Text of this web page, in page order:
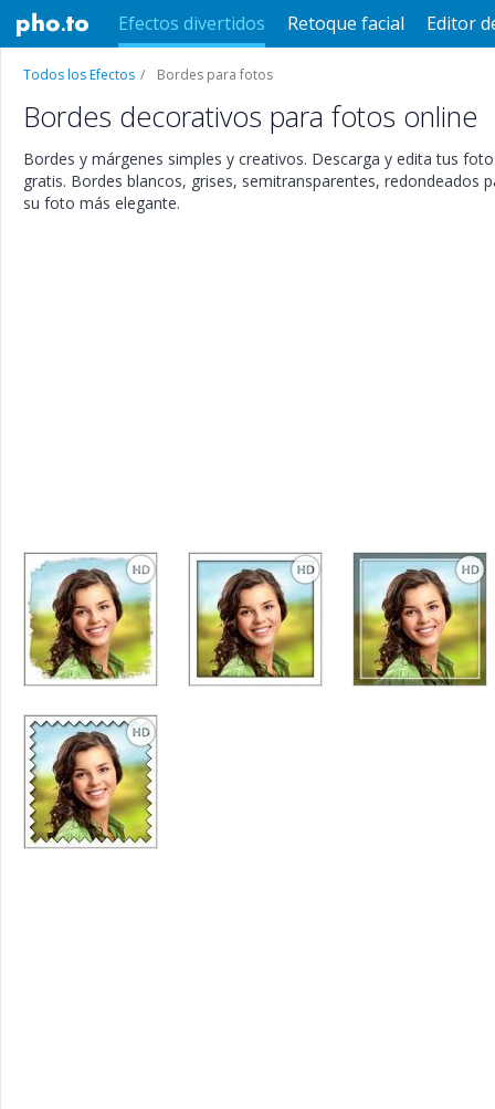
Efectos divertidos Retoque facial Editor
Todos los Efectos Bordes para fotos
Bordes decorativos para fotos online
Bordes y márgenes simples y creativos. Descarga y edita tus
gratis. Bordes blancos, grises, semitransparentes, redondeados
su foto más elegante.